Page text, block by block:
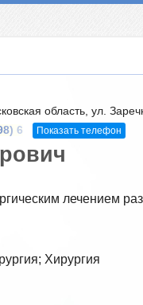
область, ул.
6 Показать телефон
лечением
Хирургия